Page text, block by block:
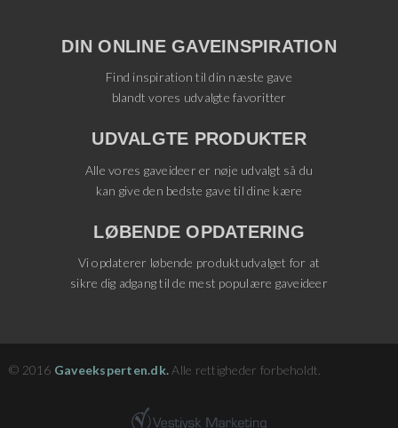
DIN ONLINE GAVEINSPIRATION
Find inspiration til din næste gave
blandt vores udvalgte favoritter
UDVALGTE PRODUKTER
Alle vores gaveideer er nøje udvalgt så du
kan give den bedste gave til dine kære
LØBENDE OPDATERING
Vi opdaterer løbende produktudvalget for at
sikre dig adgang til de mest populære gaveideer
© 2016 Gaveeksperten.dk. Alle rettigheder forbeholdt.